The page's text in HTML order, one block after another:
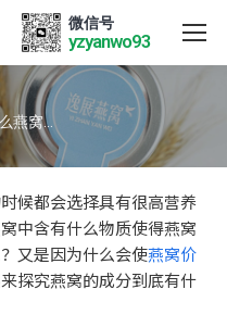
微信号
yzyanwo93
燕窝…
候都会选择具有很高营养
中含有什么物质使得燕窝
又是因为什么会使燕窝价
探究燕窝的成分到底有什